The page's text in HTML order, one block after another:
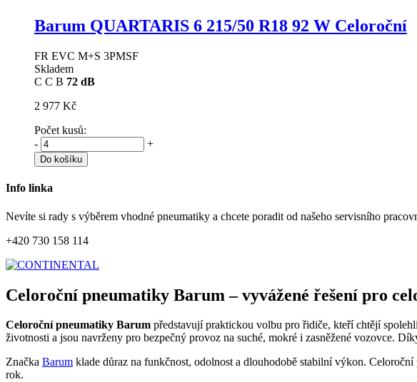
Barum QUARTARIS 6 215/50 R18 92 W Celoroční
FR EVC M+S 3PMSF
Skladem
C C B 72 dB
2 977 Kč
Počet kusů:
-
+
Do košíku
Info linka
Nevíte si rady s výběrem vhodné pneumatiky a chcete poradit od našeho servisního
+420 730 158 114
Celoroční pneumatiky Barum – vyvážené řešení pro
Celoroční pneumatiky Barum představují praktickou volbu pro řidiče, kteří chtějí
životnosti a jsou navrženy pro bezpečný provoz na suché, mokré i zasněžené vozovce.
Značka Barum klade důraz na funkčnost, odolnost a dlouhodobě stabilní výkon.
rok.